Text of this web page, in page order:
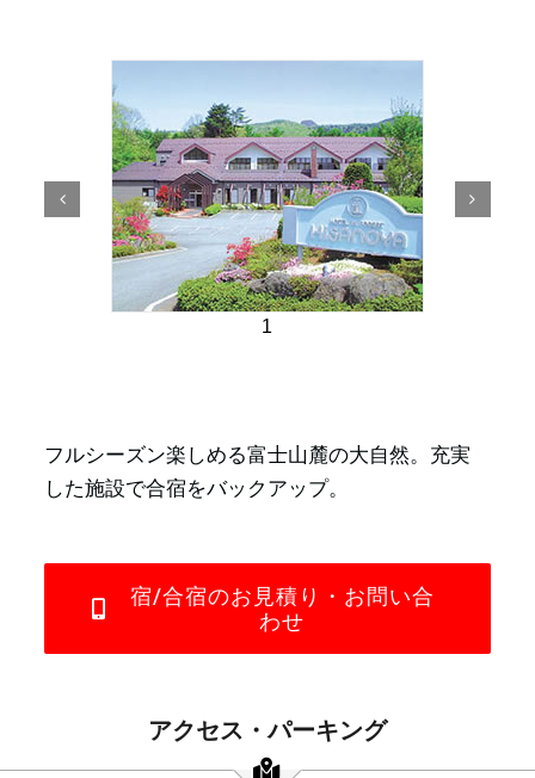
1
フルシーズン楽しめる富士山麓の大自然。充実
した施設で合宿をバックアップ。
宿/合宿のお見積り・お問い合
わせ
アクセス・パーキング